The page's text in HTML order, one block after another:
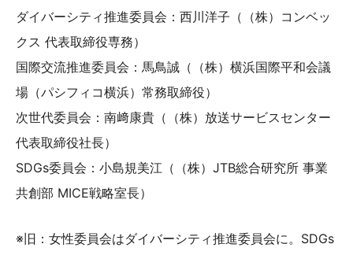
ダイバーシティ推進委員会：西川洋子（（株）コンベッ
クス 代表取締役専務）
国際交流推進委員会：馬鳥誠（（株）横浜国際平和会議
場（パシフィコ横浜）常務取締役）
次世代委員会：南﨑康貴（（株）放送サービスセンター
代表取締役社長）
SDGs委員会：小島規美江（（株）JTB総合研究所 事業
共創部 MICE戦略室長）
※旧：女性委員会はダイバーシティ推進委員会に。SDGs